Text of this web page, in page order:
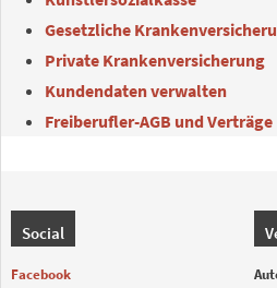
Gesetzliche
Private Krankenversicherung
Kundendaten verwalten
Freiberufler-AGB und Verträge
Social
Facebook